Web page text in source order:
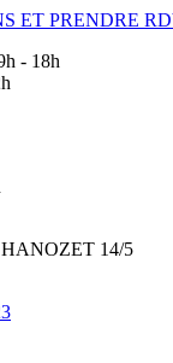
ET PRENDRE
- 18h
14/5